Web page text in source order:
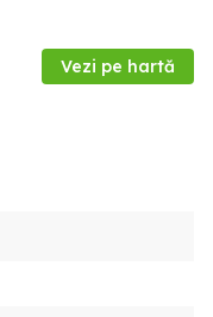
Vezi pe hartă